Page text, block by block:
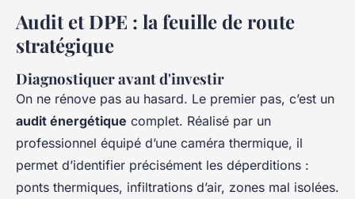
Audit et DPE : la feuille de route
stratégique
Diagnostiquer avant d'investir
On ne rénove pas au hasard. Le premier pas, c’est un
audit énergétique complet. Réalisé par un
professionnel équipé d’une caméra thermique, il
permet d’identifier précisément les déperditions :
ponts thermiques, infiltrations d’air, zones mal isolées.